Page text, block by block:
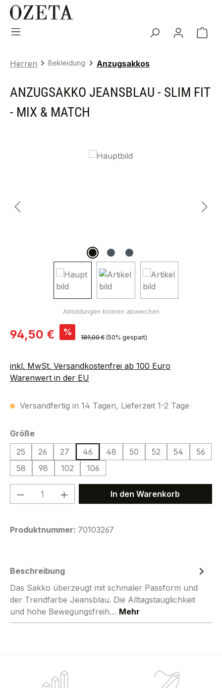
Zum Hauptinhalt springen
Herren Bekleidung Anzugsakkos
ANZUGSAKKO JEANSBLAU - SLIM FIT
- MIX & MATCH
Bildergalerie überspringen
Verkaufspreis:
94,50 € % Regulärer Preis:
189,00 € (50% gespart)
inkl. MwSt. Versandkostenfrei ab 100 Euro
Warenwert in der EU
Versandfertig in 14 Tagen, Lieferzeit 1-2 Tage
Größeauswählen
25
26 27 46 48 50 52 54
56
58
98 102 106
Produkt Anzahl: Gib denIn den Warenkorb
Produktnummer: 70103267
Beschreibung
Das Sakko überzeugt mit schmaler Passform und
der Trendfarbe Jeansblau. Die Alltagstauglichkeit
und hohe Bewegungsfreih… Mehr